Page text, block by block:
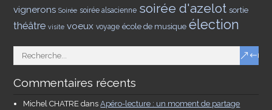
vignerons Soirée soirée alsacienne soirée d'azelot sortie
théâtre visite voeux voyage école de musique élection
Commentaires récents
Michel CHATRE dansApéro-lecture : un moment de partage